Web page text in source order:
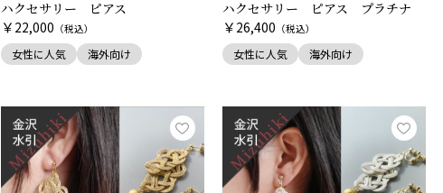
ハクセサリー ピアス
￥ 22,000 （税込）
女性に人気 海外向け
ハクセサリー ピアス プラチナ
￥ 26,400 （税込）
女性に人気 海外向け